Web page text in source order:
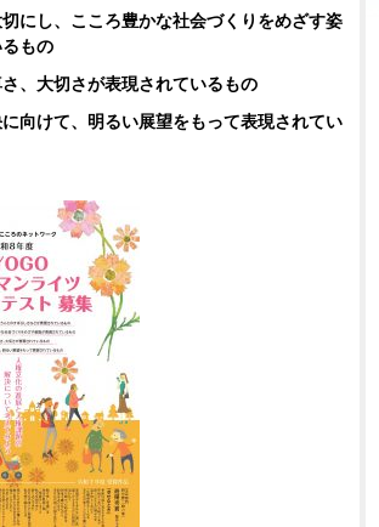
切にし、こころ豊かな社会づくりをめざす姿
もの
さ、大切さが表現されているもの
に向けて、明るい展望をもって表現されてい